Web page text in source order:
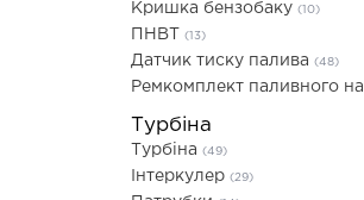
Кришка бензобаку (10)
ПНВТ (13)
Датчик тиску палива (48)
Ремкомплект паливного
Турбіна
Турбіна (49)
Інтеркулер (29)